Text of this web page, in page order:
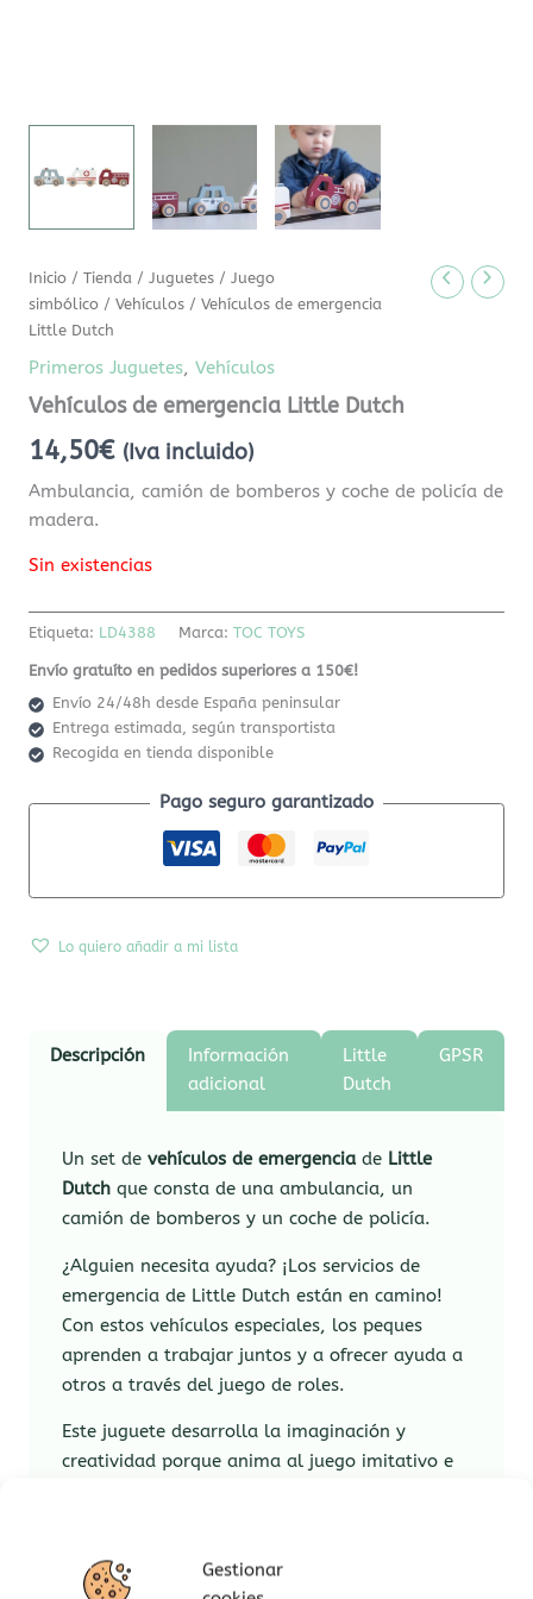
Gestionar
Inicio /Tienda /Juguetes /Juego
simbólico /Vehículos / Vehículos de emergencia
Little Dutch
Primeros Juguetes,Vehículos
Vehículos de emergencia Little Dutch
14,50€ (Iva incluido)
Ambulancia, camión de bomberos y coche de policía de
madera.
Sin existencias
Etiqueta: LD4388 Marca:TOC TOYS
Envío gratuíto en pedidos superiores a 150€!
Envío 24/48h desde España peninsular
Entrega estimada, según transportista
Recogida en tienda disponible
Pago seguro garantizado
Lo quiero añadir a mi lista
Descripción
Información
adicional
Little
Dutch
GPSR
Un set devehículos de emergenciade Little
Dutchque consta de una ambulancia, un
camión de bomberos y un coche de policía.
¿Alguien necesita ayuda? ¡Los servicios de
emergencia de Little Dutch están en camino!
Con estos vehículos especiales, los peques
aprenden a trabajar juntos y a ofrecer ayuda a
otros a través del juego de roles.
Este juguete desarrolla la imaginación y
creatividad porque anima al juego imitativo e